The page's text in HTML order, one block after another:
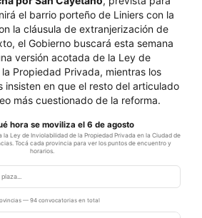
el barrio porteño de Liniers con la
la cláusula de extranjerización de
el Gobierno buscará esta semana
versión acotada de la Ley de
Propiedad Privada, mientras los
insisten en que el resto del articulado
más cuestionado de la reforma.
hora se moviliza el 6 de agosto
Ley de Inviolabilidad de la Propiedad Privada en la Ciudad de
Tocá cada provincia para ver los puntos de encuentro y
horarios.
— 94 convocatorias en total